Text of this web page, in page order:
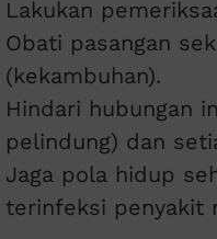
Lakukan
Obati pasangan
(kekambuhan).
Hindari hubungan
pelindung) dan
Jaga pola hidup
terinfeksi penyakit